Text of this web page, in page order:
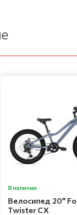
В наличии
Велосипед 20"
Twister CX